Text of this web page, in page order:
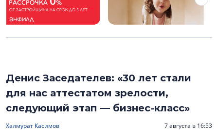
Денис Заседателев: «30 лет стали
для нас аттестатом зрелости,
следующий этап — бизнес-класс»
Халмурат Касимов 7 августа в 16:53